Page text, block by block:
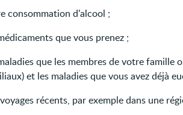
consommation d'alcool ;
que vous prenez ;
que les membres de votre famille
et les maladies que vous avez déjà
récents, par exemple dans une